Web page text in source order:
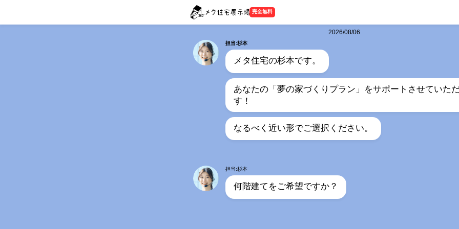
完全無料
2026/08/06
担当:杉本
メタ住宅の杉本です。
あなたの「夢の家づくりプラン」をサポートさせていた
す！
なるべく近い形でご選択ください。
担当:杉本
何階建てをご希望ですか？